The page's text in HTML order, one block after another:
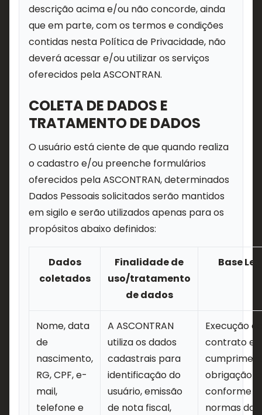
descrição acima e/ou não concorde, ainda
que em parte, com os termos e condições
contidas nesta Política de Privacidade, não
deverá acessar e/ou utilizar os serviços
oferecidos pela ASCONTRAN.
COLETA DE DADOS E
TRATAMENTO DE DADOS
O usuário está ciente de que quando realiza
o cadastro e/ou preenche formulários
oferecidos pela ASCONTRAN, determinados
Dados Pessoais solicitados serão mantidos
em sigilo e serão utilizados apenas para os
propósitos abaixo definidos:
Dados
coletados
Finalidade de
uso/tratamento
de dados
Base
Nome, data
de
nascimento,
RG, CPF, e-
mail,
telefone e
A ASCONTRAN
utiliza os dados
cadastrais para
identificação do
usuário, emissão
de nota fiscal,
Execução
contrato e
obrigação
conforme
normas da